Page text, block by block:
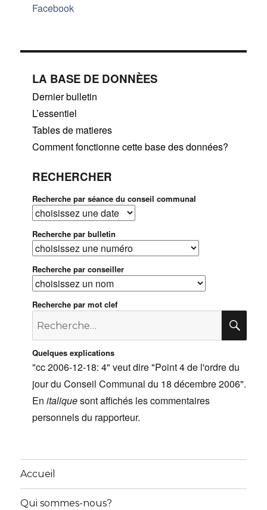
Facebook
LA BASE DE DONNÈES
Dernier bulletin
L’essentiel
Tables de matieres
Comment fonctionne cette base des données?
RECHERCHER
Recherche par séance du conseil communal
Recherche par bulletin
Recherche par conseiller
Recherche par mot clef
Recherche
:Quelques explications
"cc 2006-12-18: 4" veut dire "Point 4 de l'ordre du
jour du Conseil Communal du 18 décembre 2006".
Enitaliquesont affichés les commentaires
personnels du rapporteur.
Accueil
Qui sommes-nous?